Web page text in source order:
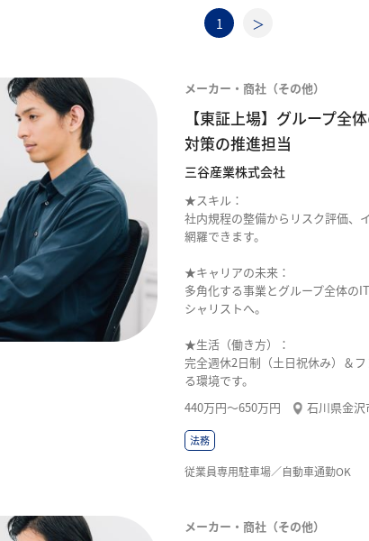
1
メーカー・商社（その他）
【東証上場】グループ全
対策の推進担当
三谷産業株式会社
★スキル：
社内規程の整備からリスク評価、
網羅できます。
★キャリアの未来：
多角化する事業とグループ全体の
シャリストへ。
★生活（働き方）：
完全週休2日制（土日祝休み）＆
る環境です。
440万円〜650万円
石川県金沢
法務
従業員専用駐車場／自動車通勤OK
メーカー・商社（その他）